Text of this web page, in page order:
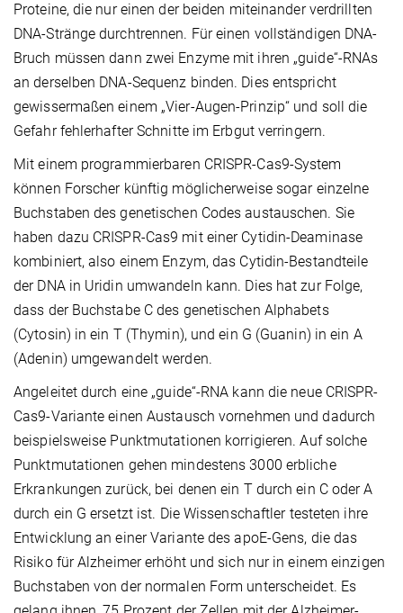
Proteine, die nur einen der beiden miteinander verdrillten
DNA-Stränge durchtrennen. Für einen vollständigen DNA-
Bruch müssen dann zwei Enzyme mit ihren „guide“-RNAs
an derselben DNA-Sequenz binden. Dies entspricht
gewissermaßen einem „Vier-Augen-Prinzip“ und soll die
Gefahr fehlerhafter Schnitte im Erbgut verringern.
Mit einem programmierbaren CRISPR-Cas9-System
können Forscher künftig möglicherweise sogar einzelne
Buchstaben des genetischen Codes austauschen. Sie
haben dazu CRISPR-Cas9 mit einer Cytidin-Deaminase
kombiniert, also einem Enzym, das Cytidin-Bestandteile
der DNA in Uridin umwandeln kann. Dies hat zur Folge,
dass der Buchstabe C des genetischen Alphabets
(Cytosin) in ein T (Thymin), und ein G (Guanin) in ein A
(Adenin) umgewandelt werden.
Angeleitet durch eine „guide“-RNA kann die neue CRISPR-
Cas9-Variante einen Austausch vornehmen und dadurch
beispielsweise Punktmutationen korrigieren. Auf solche
Punktmutationen gehen mindestens 3000 erbliche
Erkrankungen zurück, bei denen ein T durch ein C oder A
durch ein G ersetzt ist. Die Wissenschaftler testeten ihre
Entwicklung an einer Variante des apoE-Gens, die das
Risiko für Alzheimer erhöht und sich nur in einem einzigen
Buchstaben von der normalen Form unterscheidet. Es